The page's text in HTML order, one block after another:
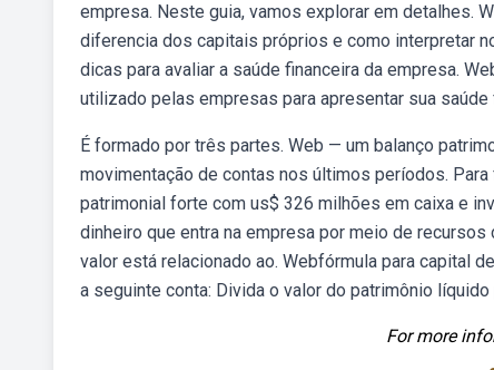
empresa. Neste guia, vamos explorar em detalhes.
diferencia dos capitais próprios e como interpretar
dicas para avaliar a saúde financeira da empresa.
utilizado pelas empresas para apresentar sua saúde
É formado por três partes. Web — um balanço
movimentação de contas nos últimos períodos.
patrimonial forte com us$ 326 milhões em caixa e
dinheiro que entra na empresa por meio de
valor está relacionado ao. Webfórmula para capital
a seguinte conta: Divida o valor do patrimônio
For more